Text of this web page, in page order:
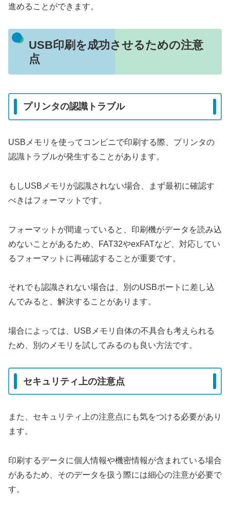
進めることができます。
USB印刷を成功させるための注意
点
プリンタの認識トラブル
USBメモリを使ってコンビニで印刷する際、プリンタの
認識トラブルが発生することがあります。
もしUSBメモリが認識されない場合、まず最初に確認す
べきはフォーマットです。
フォーマットが間違っていると、印刷機がデータを読み込
めないことがあるため、FAT32やexFATなど、対応してい
るフォーマットに再確認することが重要です。
それでも認識されない場合は、別のUSBポートに差し込
んでみると、解決することがあります。
場合によっては、USBメモリ自体の不具合も考えられる
ため、別のメモリを試してみるのも良い方法です。
セキュリティ上の注意点
また、セキュリティ上の注意点にも気をつける必要があり
ます。
印刷するデータに個人情報や機密情報が含まれている場合
があるため、そのデータを扱う際には細心の注意が必要で
す。